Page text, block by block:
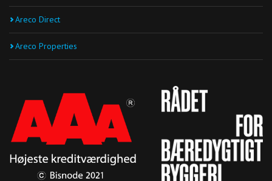
Areco Direct
Areco Properties